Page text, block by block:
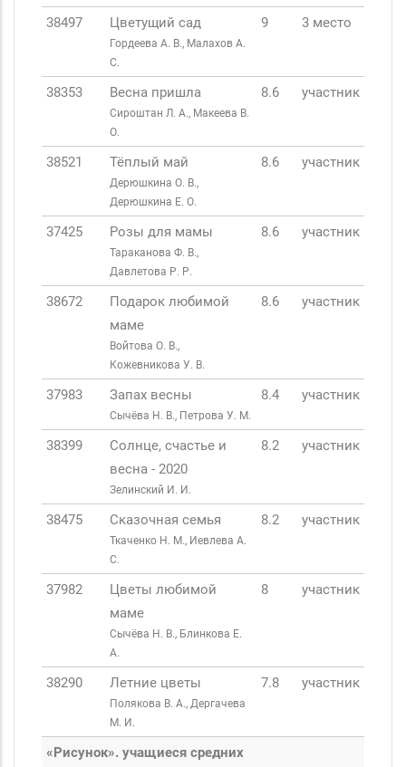
38497 Цветущий сад
Гордеева А. В., Малахов А.
С.
9 3 место
38353 Весна пришла
Сироштан Л. А., Макеева В.
О.
8.6 участник
38521 Тёплый май
Дерюшкина О. В.,
Дерюшкина Е. О.
8.6 участник
37425 Розы для мамы
Тараканова Ф. В.,
Давлетова Р. Р.
8.6 участник
38672
Подарок любимой
маме
Войтова О. В.,
Кожевникова У. В.
8.6 участник
37983 Запах весны
Сычёва Н. В., Петрова У. М.
8.4 участник
38399
Солнце, счастье и
весна - 2020
Зелинский И. И.
8.2 участник
38475 Сказочная семья
Ткаченко Н. М., Иевлева А.
С.
8.2 участник
37982
Цветы любимой
маме
Сычёва Н. В., Блинкова Е.
А.
8 участник
38290 Летние цветы
Полякова В. А., Дергачева
М. И.
7.8 участник
«Рисунок». учащиеся средних